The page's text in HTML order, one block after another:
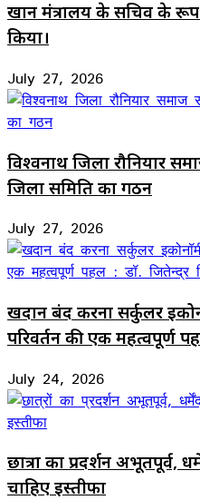
खान मंत्रालय के सचिव के रूप
किया।
July 27, 2026
विश्वनाथ जिला रौनियार
जिला समिति का गठन
July 27, 2026
खदान बंद करना सर्कुलर
परिवर्तन की एक महत्वपूर्ण
July 24, 2026
छात्रों का प्रदर्शन अभूतपूर्व,
चाहिए इस्तीफा